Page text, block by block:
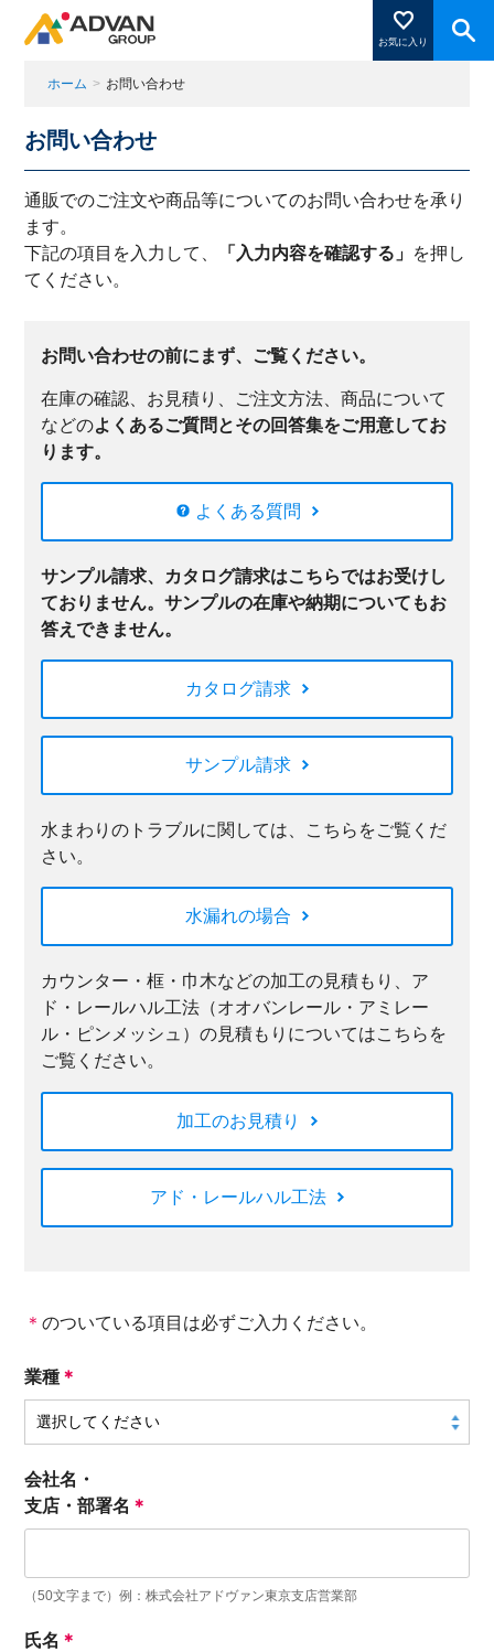
お気に入り
商品ページにある「お気に入り登録」を押すと登録した
商品がここに表示されます。
ホーム > お問い合わせ
お問い合わせ
通販でのご注文や商品等についてのお問い合わせを承り
ます。
下記の項目を入力して、
「入力内容を確認する」 を押し
てください。
お問い合わせの前にまず、ご覧ください。
在庫の確認、お見積り、ご注文方法、商品について
などのよくあるご質問とその回答集をご用意してお
ります。
よくある質問
サンプル請求、カタログ請求はこちらではお受けし
ておりません。サンプルの在庫や納期についてもお
答えできません。
カタログ請求
サンプル請求
水まわりのトラブルに関しては、こちらをご覧くだ
さい。
水漏れの場合
カウンター・框・巾木などの加工の見積もり、ア
ド・レールハル工法（オオバンレール・アミレー
ル・ピンメッシュ）の見積もりについてはこちらを
ご覧ください。
加工のお見積り
アド・レールハル工法
＊のついている項目は必ずご入力ください。
業種 ＊
会社名・
支店・部署名 ＊
（50文字まで）例：株式会社アドヴァン東京支店営業部
氏名 ＊